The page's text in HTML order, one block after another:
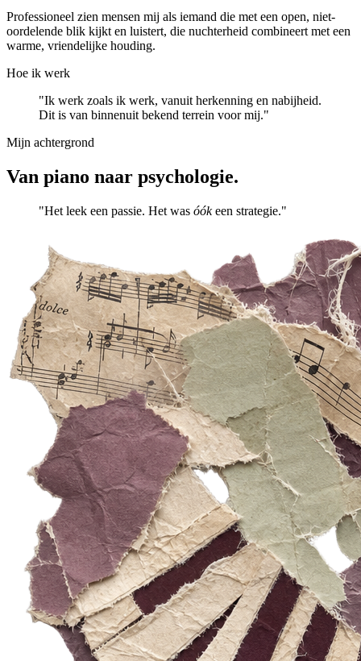
Professioneel zien mensen mij als iemand die met een open, niet-
oordelende blik kijkt en luistert, die nuchterheid combineert met een
warme, vriendelijke houding.
Hoe ik werk
"Ik werk zoals ik werk, vanuit herkenning en nabijheid.
Dit is van binnenuit bekend terrein voor mij."
Mijn achtergrond
Van piano naar psychologie.
"Het leek een passie. Het was óókeen strategie."